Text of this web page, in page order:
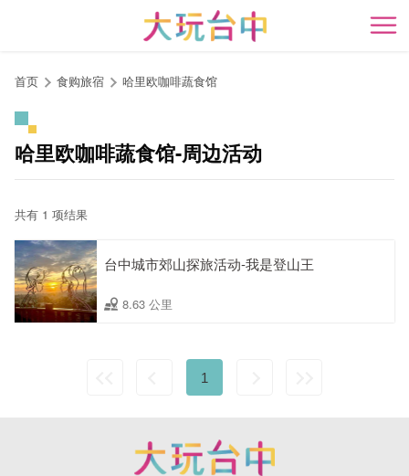
开
首页 食购旅宿 哈里欧咖啡蔬食馆
哈里欧咖啡蔬食馆-周边活动
共有 1 项结果
台中城市郊山探旅活动-我是登山王
8.63 公里
1